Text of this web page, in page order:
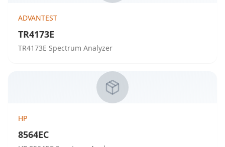
ADVANTEST
TR4173E
TR4173E Spectrum Analyzer
HP
8564EC